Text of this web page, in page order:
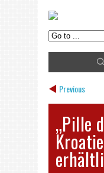
Previous
„Pille